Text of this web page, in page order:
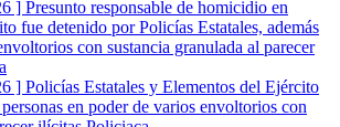
] Presunto responsable de homicidio en
fue detenido por Policías Estatales, además
con sustancia granulada al parecer
] Policías Estatales y Elementos del Ejército
en poder de varios envoltorios con